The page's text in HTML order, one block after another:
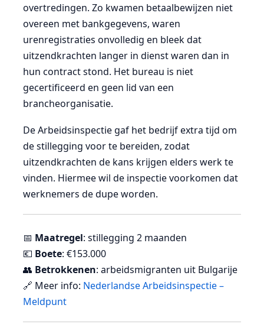
overtredingen. Zo kwamen betaalbewijzen niet
overeen met bankgegevens, waren
urenregistraties onvolledig en bleek dat
uitzendkrachten langer in dienst waren dan in
hun contract stond. Het bureau is niet
gecertificeerd en geen lid van een
brancheorganisatie.
De Arbeidsinspectie gaf het bedrijf extra tijd om
de stillegging voor te bereiden, zodat
uitzendkrachten de kans krijgen elders werk te
vinden. Hiermee wil de inspectie voorkomen dat
werknemers de dupe worden.
📅 Maatregel: stillegging 2 maanden
💶 Boete: €153.000
👥 Betrokkenen: arbeidsmigranten uit Bulgarije
🔗 Meer info: Nederlandse Arbeidsinspectie –
Meldpunt